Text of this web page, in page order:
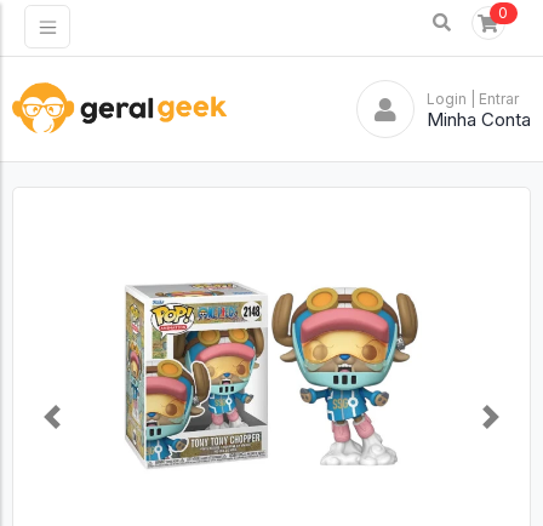
0
Login | Entrar
Minha Conta
Previous Next